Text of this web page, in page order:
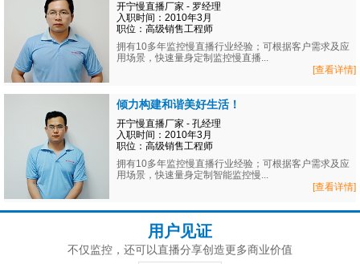
开宁慢直播厂家 - 罗经理
入职时间：2010年3月
职位：高级销售工程师
拥有10多年监控慢直播行业经验；可根据客户需求及应
用场景，快速量身定制监控慢直播...
[查看详情]
倾力构建和谐美好生活！
开宁慢直播厂家 - 孔经理
入职时间：2010年3月
职位：高级销售工程师
拥有10多年监控慢直播行业经验；可根据客户需求及应
用场景，快速量身定制智能监控慢...
[查看详情]
用户见证
不仅监控，还可以直播分享创造更多商业价值